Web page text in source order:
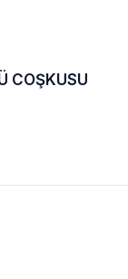
COŞKUSU